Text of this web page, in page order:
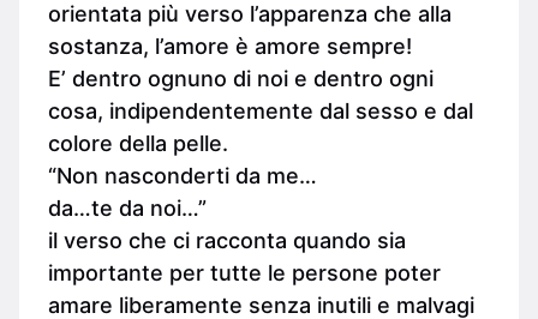
orientata più verso l’apparenza che alla
sostanza, l’amore è amore sempre!
E’ dentro ognuno di noi e dentro ogni
cosa, indipendentemente dal sesso e dal
colore della pelle.
“Non nasconderti da me…
da…te da noi…”
il verso che ci racconta quando sia
importante per tutte le persone poter
amare liberamente senza inutili e malvagi